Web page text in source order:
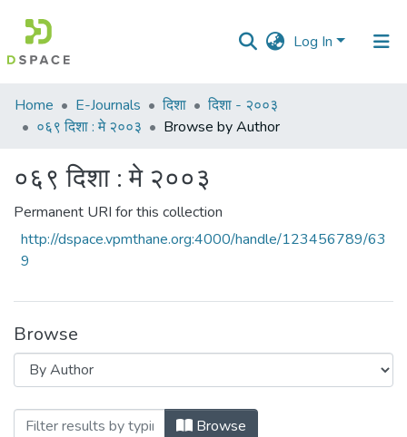
Log In
Communities
&
All of DSpace
Home E-Journals दिशा
दिशा - २००३
०६९ दिशा : मे २००३
Browse by Author
०६९ दिशा : मे २००३
Permanent URI for this collection
http://dspace.vpmthane.org:4000/handle/123456789/63
9
Browse
Browsing ०६९ दिशा : मे २००३ by Author
Browse